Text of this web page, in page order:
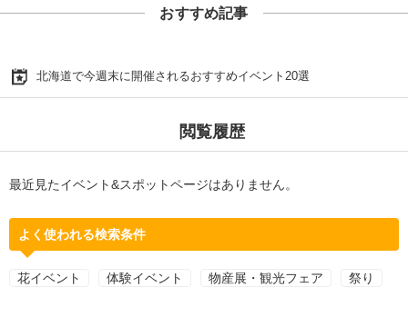
おすすめ記事
北海道で今週末に開催されるおすすめイベント20選
閲覧履歴
最近見たイベント&スポットページはありません。
よく使われる検索条件
花イベント 体験イベント 物産展・観光フェア 祭り